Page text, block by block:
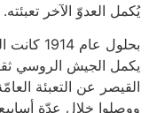
يُكمل العدوّ الآخر تعبئته.
بحلول
يكمل الجيش الروسي
القيصر عن التعبئة
ووصلوا خلال عدّة